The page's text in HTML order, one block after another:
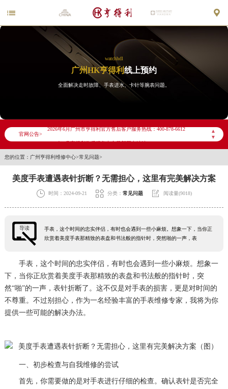
 
watchhdl
广州HK亨得利线上预约
全面解决走时故障、手表进水、卡针等腕表问题。
官网公告>
▲
▼
2026年6月广州市亨得利官方售后客户服务热线：400-878-6612
2026年6月亨得利售后服务中心最新网点地址：
您的位置： 广州亨得利维修中心>常见问题>
美度手表遭遇表针折断？无需担心，这里有完美解决方案
 时间：2024-09-21  分类： 常见问题  阅读量(9018)
导读
手表，这个时间的忠实伴侣，有时也会遇到一些小麻烦。想象一下，当你正
欣赏着美度手表那精致的表盘和书法般的指针时，突然啪的一声，表
手表，这个时间的忠实伴侣，有时也会遇到一些小麻烦。想象一
下，当你正欣赏着美度手表那精致的表盘和书法般的指针时，突
然“啪”的一声，表针折断了。这不仅是对手表的损害，更是对时间的
不尊重。不过别担心，作为一名经验丰富的手表维修专家，我将为你
提供一些可能的解决办法。
一、初步检查与自我维修的尝试
首先，你需要做的是对手表进行仔细的检查。确认表针是否完全